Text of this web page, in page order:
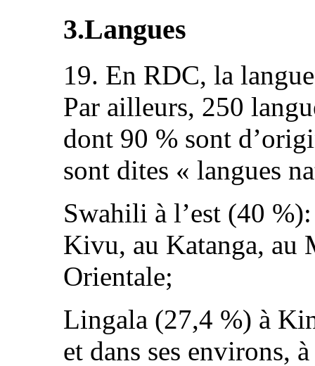
3.Langues
19. En RDC, la
Par ailleurs, 250
dont 90 % sont
sont dites « langues
Swahili à l’est (40
Kivu, au Katanga, au
Orientale;
Lingala (27,4 %) à
et dans ses environs,